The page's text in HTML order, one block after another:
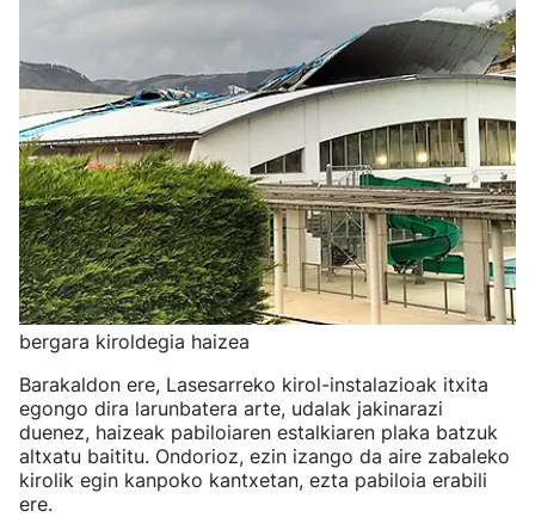
bergara kiroldegia haizea
Barakaldon ere, Lasesarreko kirol-instalazioak itxita
egongo dira larunbatera arte, udalak jakinarazi
duenez, haizeak pabiloiaren estalkiaren plaka batzuk
altxatu baititu. Ondorioz, ezin izango da aire zabaleko
kirolik egin kanpoko kantxetan, ezta pabiloia erabili
ere.